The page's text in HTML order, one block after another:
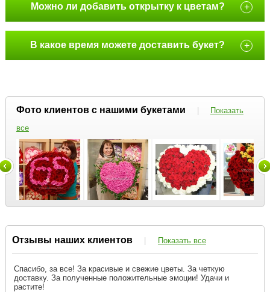
Можно ли добавить открытку к цветам? +
В какое время можете доставить букет? +
Фото клиентов с нашими букетами |
Показать
все
Отзывы наших клиентов | Показать все
Спасибо, за все! За красивые и свежие цветы. За четкую
доставку. За полученные положительные эмоции! Удачи и
растите!